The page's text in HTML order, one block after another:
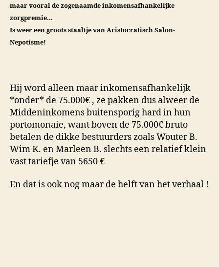
maar vooral de zogenaamde inkomensafhankelijke
zorgpremie…
Is weer een groots staaltje van Aristocratisch Salon-
Nepotisme!
Hij word alleen maar inkomensafhankelijk
*onder* de 75.000€ , ze pakken dus alweer de
Middeninkomens buitensporig hard in hun
portomonaie, want boven de 75.000€ bruto
betalen de dikke bestuurders zoals Wouter B.
Wim K. en Marleen B. slechts een relatief klein
vast tariefje van 5650 €
En dat is ook nog maar de helft van het verhaal !